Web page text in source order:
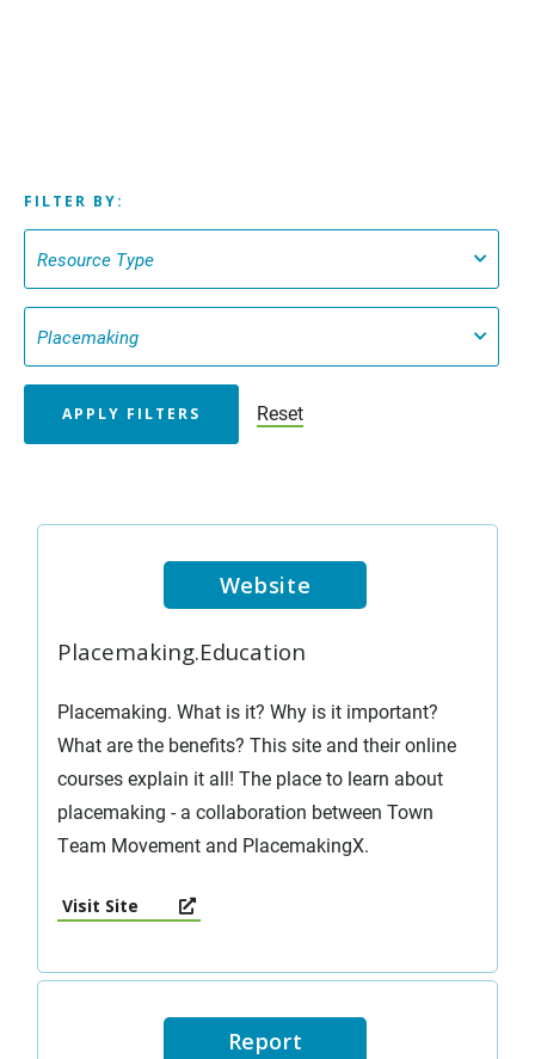
FILTER BY:
Reset
Website
Placemaking.Education
Placemaking. What is it? Why is it important?
What are the benefits? This site and their online
courses explain it all! The place to learn about
placemaking - a collaboration between Town
Team Movement and PlacemakingX.
Visit Site
Report